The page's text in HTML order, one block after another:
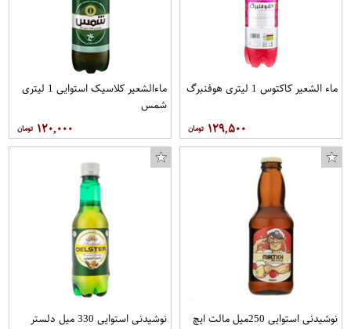
ماء الشعیر کاکتوس 1 لیتری هوفنبرگ
۱۲۹,۵۰۰
ماءالشعیر کلاسیک استوایی 1 لیتری
شمس
۱۲۰,۰۰۰
نوشیدنی استوایی 250میل مالت ایچ نوشیدنی استوایی 330 میل دلستر